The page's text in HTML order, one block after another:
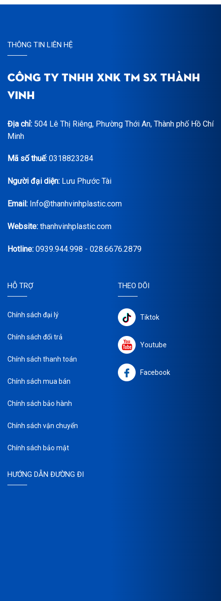
THÔNG TIN LIÊN HỆ
CÔNG TY TNHH XNK TM SX THÀNH
VINH
Địa chỉ: 504 Lê Thị Riêng, Phường Thới An, Thành phố Hồ Chí
Minh
Mã số thuế: 0318823284
Người đại diện: Lưu Phước Tài
Email: Info@thanhvinhplastic.com
Website: thanhvinhplastic.com
Hotline: 0939.944.998 - 028.6676.2879
HỖ TRỢ
Chính sách đại lý
Chính sách đổi trả
Chính sách thanh toán
Chính sách mua bán
Chính sách bảo hành
Chính sách vận chuyển
Chính sách bảo mật
THEO DÕI
Tiktok
Youtube
Facebook
HƯỚNG DẪN ĐƯỜNG ĐI